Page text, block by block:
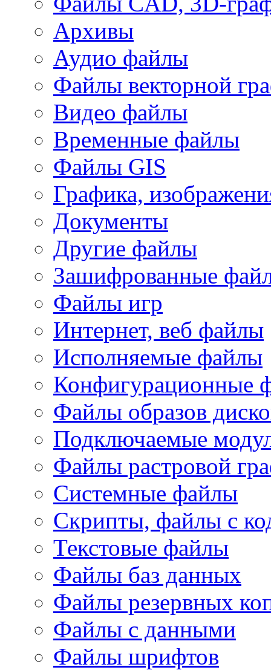
Архивы
Аудио файлы
Файлы векторной
Видео файлы
Временные файлы
Файлы GIS
Графика,
Документы
Другие файлы
Зашифрованные
Файлы игр
Интернет, веб файлы
Исполняемые файлы
Конфигурационные
Файлы образов
Подключаемые
Файлы растровой
Системные файлы
Скрипты, файлы с
Текстовые файлы
Файлы баз данных
Файлы резервных
Файлы с данными
Файлы шрифтов